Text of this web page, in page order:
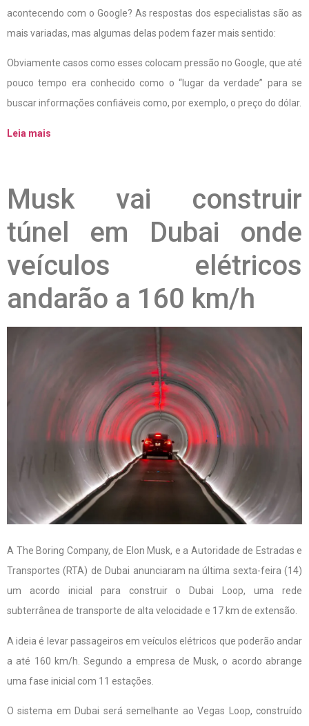
acontecendo com o Google? As respostas dos especialistas são as
mais variadas, mas algumas delas podem fazer mais sentido:
Obviamente casos como esses colocam pressão no Google, que até
pouco tempo era conhecido como o “lugar da verdade” para se
buscar informações confiáveis como, por exemplo, o preço do dólar.
Leia mais
Musk vai construir
túnel em Dubai onde
veículos elétricos
andarão a 160 km/h
A The Boring Company, de Elon Musk, e a Autoridade de Estradas e
Transportes (RTA) de Dubai anunciaram na última sexta-feira (14)
um acordo inicial para construir o Dubai Loop, uma rede
subterrânea de transporte de alta velocidade e 17 km de extensão.
A ideia é levar passageiros em veículos elétricos que poderão andar
a até 160 km/h. Segundo a empresa de Musk, o acordo abrange
uma fase inicial com 11 estações.
O sistema em Dubai será semelhante ao Vegas Loop, construído